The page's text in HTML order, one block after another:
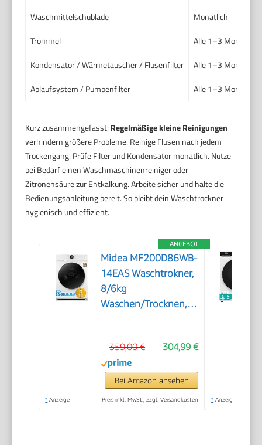
Waschmittelschublade
Monatlich
Trommel
Alle 1–3 Monate
Kondensator / Wärmetauscher / Flusenfilter
Alle 1–3 Monate;
Ablaufsystem / Pumpenfilter
Alle 1–3 Monate
Kurz zusammengefasst: Regelmäßige kleine Reinigungen
verhindern größere Probleme. Reinige Flusen nach jedem
Trockengang. Prüfe Filter und Kondensator monatlich. Nutze
bei Bedarf einen Waschmaschinenreiniger oder
Zitronensäure zur Entkalkung. Arbeite sicher und halte die
Bedienungsanleitung bereit. So bleibt dein Waschtrockner
hygienisch und effizient.
ANGEBOT
Midea MF200D86WB-
14EAS Waschtrokner,
8/6kg
Waschen/Trocknen,
Waschen & Trocknen,
Steam Care, Turbo
Wash, 48 cm tief,
APP-Steuerung,
304,99 €
359,00 €
Bei Amazon ansehen
* Anzeige Preis inkl. MwSt., zzgl. Versandkosten * Anzeige